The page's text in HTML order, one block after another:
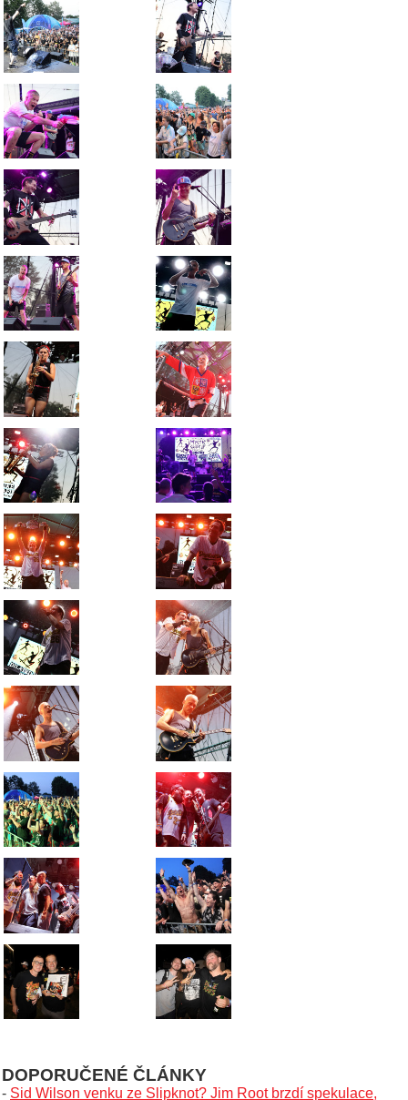
DOPORUČENÉ ČLÁNKY
- Sid Wilson venku ze Slipknot? Jim Root brzdí spekulace,